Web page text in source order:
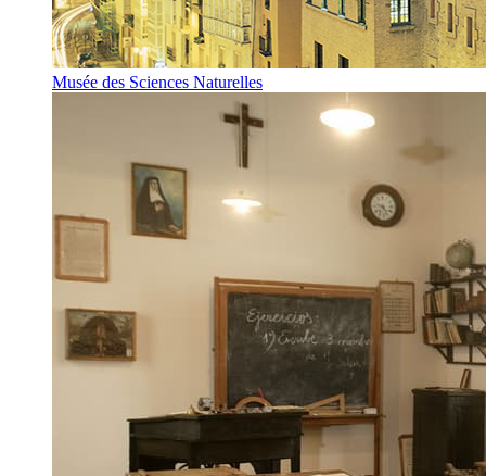
Musée des Sciences Naturelles